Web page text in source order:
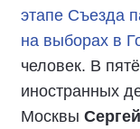
этапе Съезда
на выборах в
человек. В
иностранных
Москвы